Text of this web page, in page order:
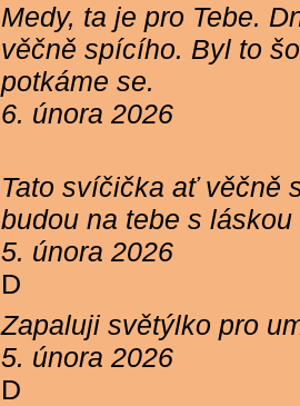
Medy, ta je pro Tebe.
věčně spícího. Byl to
potkáme se.
6. února 2026
Tato svíčička ať věčně
budou na tebe s
5. února 2026
D
Zapaluji světýlko pro
5. února 2026
D